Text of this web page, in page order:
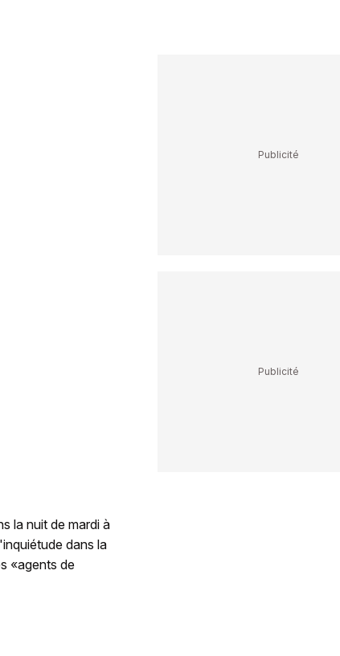
la nuit de mardi à
dans la
«agents de